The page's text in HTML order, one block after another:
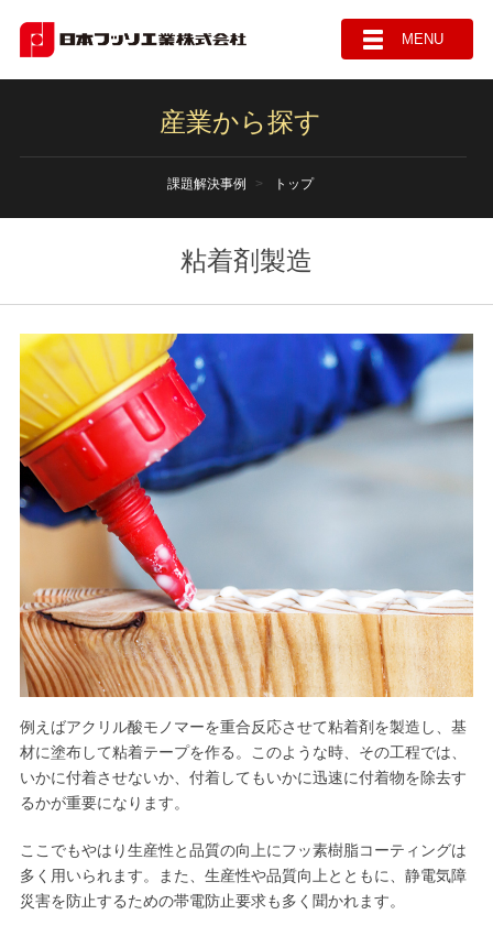
MENU
産業から探す
課題解決事例 トップ
粘着剤製造
例えばアクリル酸モノマーを重合反応させて粘着剤を製造し、基
材に塗布して粘着テープを作る。このような時、その工程では、
いかに付着させないか、付着してもいかに迅速に付着物を除去す
るかが重要になります。
ここでもやはり生産性と品質の向上にフッ素樹脂コーティングは
多く用いられます。また、生産性や品質向上とともに、静電気障
災害を防止するための帯電防止要求も多く聞かれます。